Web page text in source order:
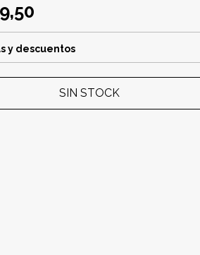
y descuentos
SIN STOCK